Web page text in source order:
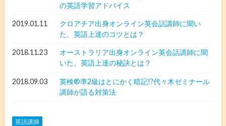
の英語学習アドバイス
2019.01.11
クロアチア出身オンライン英会話講師に聞い
た、英語上達のコツとは？
2018.11.23
オーストラリア出身オンライン英会話講師に聞
いた、英語上達の秘訣とは？
2018.09.03
英検®︎準2級はとにかく暗記!?代々木ゼミナール
講師が語る対策法
英語講師